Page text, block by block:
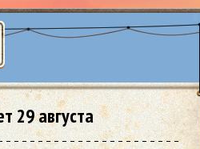
29 августа